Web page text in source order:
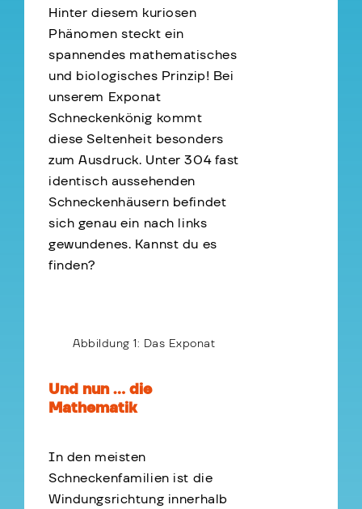
Hinter diesem kuriosen
Phänomen steckt ein
spannendes mathematisches
und biologisches Prinzip! Bei
unserem Exponat
Schneckenkönig kommt
diese Seltenheit besonders
zum Ausdruck. Unter 304 fast
identisch aussehenden
Schneckenhäusern befindet
sich genau ein nach links
gewundenes. Kannst du es
finden?
Abbildung 1: Das Exponat
Und nun … die
Mathematik
In den meisten
Schneckenfamilien ist die
Windungsrichtung innerhalb